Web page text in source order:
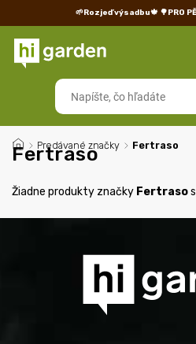
🌱Rozjeď výsadbu🍁 🌳PRO
/ Predávané značky / Fertraso
Fertraso
Žiadne produkty značky Fertraso